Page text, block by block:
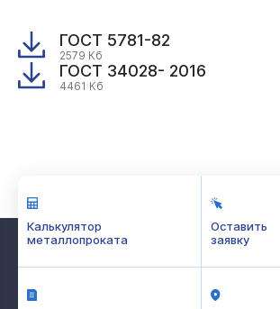
ГОСТ 5781-82
2579 Кб
ГОСТ 34028- 2016
4461 Кб
Калькулятор
металлопроката
Оставить
заявку